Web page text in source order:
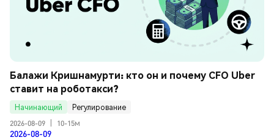
Балажи Кришнамурти: кто он и почему CFO Uber
ставит на роботакси?
Начинающий
Регулирование
2026-08-09
10-15м
2026-08-09